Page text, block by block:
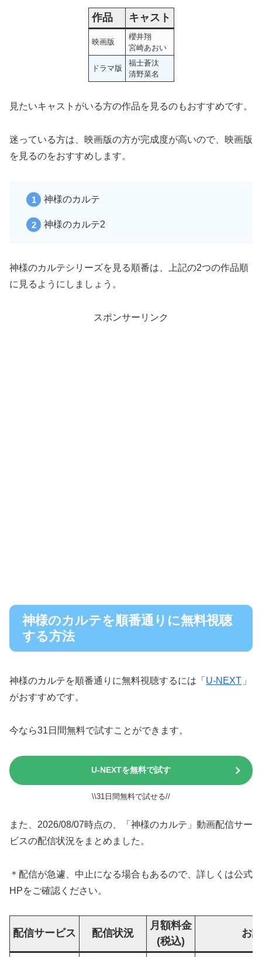
作品 キャスト
映画版
櫻井翔
宮崎あおい
ドラマ版
福士蒼汰
清野菜名
見たいキャストがいる方の作品を見るのもおすすめです。
迷っている方は、映画版の方が完成度が高いので、映画版
を見るのをおすすめします。
神様のカルテ
神様のカルテ2
神様のカルテシリーズを見る順番は、上記の2つの作品順
に見るようにしましょう。
スポンサーリンク
神様のカルテを順番通りに無料視聴
する方法
神様のカルテを順番通りに無料視聴するには「 U-NEXT 」
がおすすめです。
今なら31日間無料で試すことができます。
U-NEXTを無料で試す
\\31日間無料で試せる//
また、2026/08/07時点の、「神様のカルテ」動画配信サー
ビスの配信状況をまとめました。
＊配信が急遽、中止になる場合もあるので、詳しくは公式
HPをご確認ください。
配信サービス 配信状況
月額料金
(税込)
お